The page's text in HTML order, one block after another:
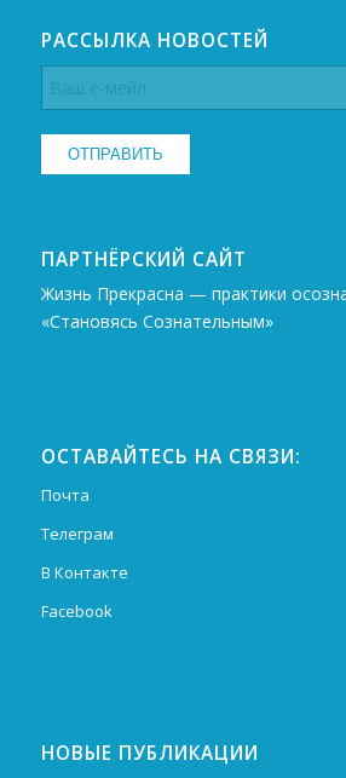
РАССЫЛКА НОВОСТЕЙ
ПАРТНЁРСКИЙ САЙТ
Жизнь Прекрасна — практики
«Становясь Сознательным»
ОСТАВАЙТЕСЬ НА СВЯЗИ:
Почта
Телеграм
В Контакте
Facebook
НОВЫЕ ПУБЛИКАЦИИ